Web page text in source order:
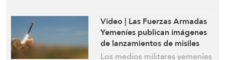
Vídeo | Las Fuerzas Armadas
Yemeníes publican imágenes
de lanzamientos de misiles
contra la Jaffa ocupada
Los medios militares yemeníes